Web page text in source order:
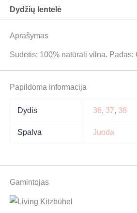
Dydžių lentelė
Aprašymas
Sudėtis: 100% natūrali vilna. Padas:
Papildoma informacija
Dydis 36, 37, 38
Spalva Juoda
Gamintojas